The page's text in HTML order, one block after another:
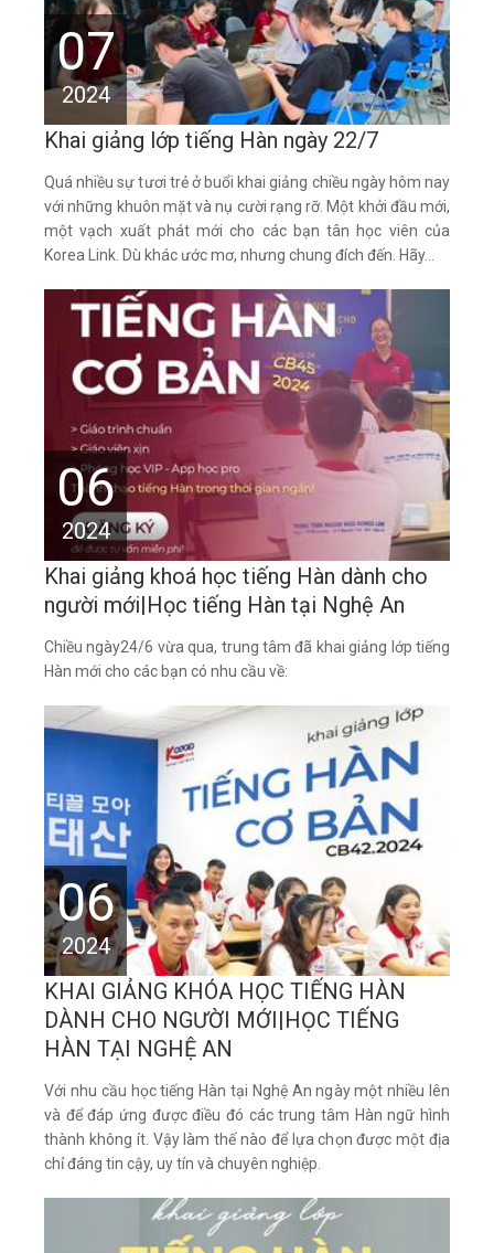
07
2024
Khai giảng lớp tiếng Hàn ngày 22/7
Quá nhiều sự tươi trẻ ở buổi khai giảng chiều ngày hôm nay
với những khuôn mặt và nụ cười rạng rỡ. Một khởi đầu mới,
một vạch xuất phát mới cho các bạn tân học viên của
Korea Link. Dù khác ước mơ, nhưng chung đích đến. Hãy...
06
2024
Khai giảng khoá học tiếng Hàn dành cho
người mới|Học tiếng Hàn tại Nghệ An
Chiều ngày24/6 vừa qua, trung tâm đã khai giảng lớp tiếng
Hàn mới cho các bạn có nhu cầu về:
06
2024
KHAI GIẢNG KHÓA HỌC TIẾNG HÀN
DÀNH CHO NGƯỜI MỚI|HỌC TIẾNG
HÀN TẠI NGHỆ AN
Với nhu cầu học tiếng Hàn tại Nghệ An ngày một nhiều lên
và để đáp ứng được điều đó các trung tâm Hàn ngữ hình
thành không ít. Vậy làm thế nào để lựa chọn được một địa
chỉ đáng tin cậy, uy tín và chuyên nghiệp.